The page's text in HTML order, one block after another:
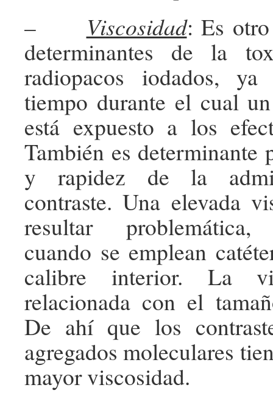
– Viscosidad: Es
determinantes de la
radiopacos iodados,
tiempo durante el cual
está expuesto a los
También es determinante
y rapidez de la
contraste. Una elevada
resultar problemática,
cuando se emplean
calibre interior. La
relacionada con el
De ahí que los
agregados moleculares
mayor viscosidad.